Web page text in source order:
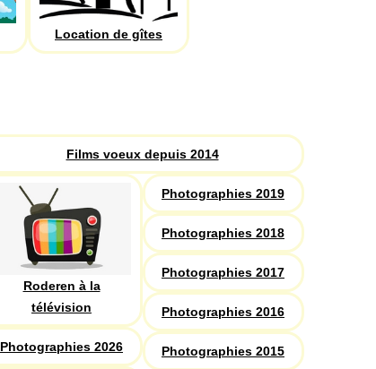
Location de gîtes
Films voeux depuis 2014
Roderen à la
télévision
Photographies 2026
Photographies 2019
Photographies 2018
Photographies 2017
Photographies 2016
Photographies 2015